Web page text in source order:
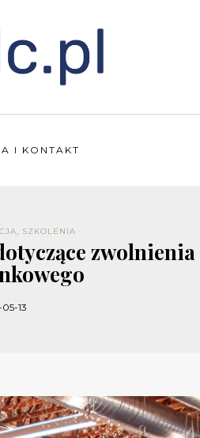
I KONTAKT
, SZKOLENIA
13